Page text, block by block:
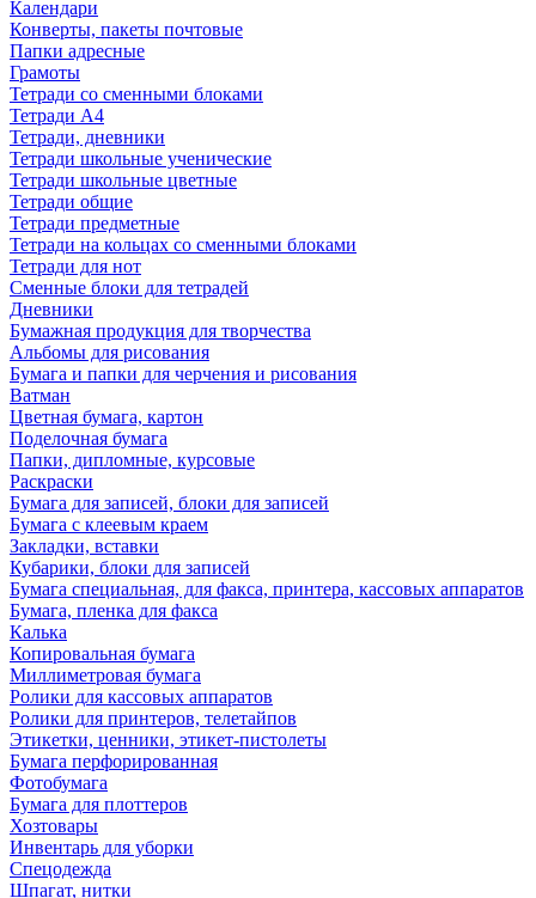
Календари
Конверты, пакеты почтовые
Папки адресные
Грамоты
Тетради со сменными блоками
Тетради А4
Тетради, дневники
Тетради школьные ученические
Тетради школьные цветные
Тетради общие
Тетради предметные
Тетради на кольцах со сменными блоками
Тетради для нот
Сменные блоки для тетрадей
Дневники
Бумажная продукция для творчества
Альбомы для рисования
Бумага и папки для черчения и рисования
Ватман
Цветная бумага, картон
Поделочная бумага
Папки, дипломные, курсовые
Раскраски
Бумага для записей, блоки для записей
Бумага с клеевым краем
Закладки, вставки
Кубарики, блоки для записей
Бумага специальная, для факса, принтера, кассовых аппаратов
Бумага, пленка для факса
Калька
Копировальная бумага
Миллиметровая бумага
Ролики для кассовых аппаратов
Ролики для принтеров, телетайпов
Этикетки, ценники, этикет-пистолеты
Бумага перфорированная
Фотобумага
Бумага для плоттеров
Хозтовары
Инвентарь для уборки
Спецодежда
Шпагат, нитки